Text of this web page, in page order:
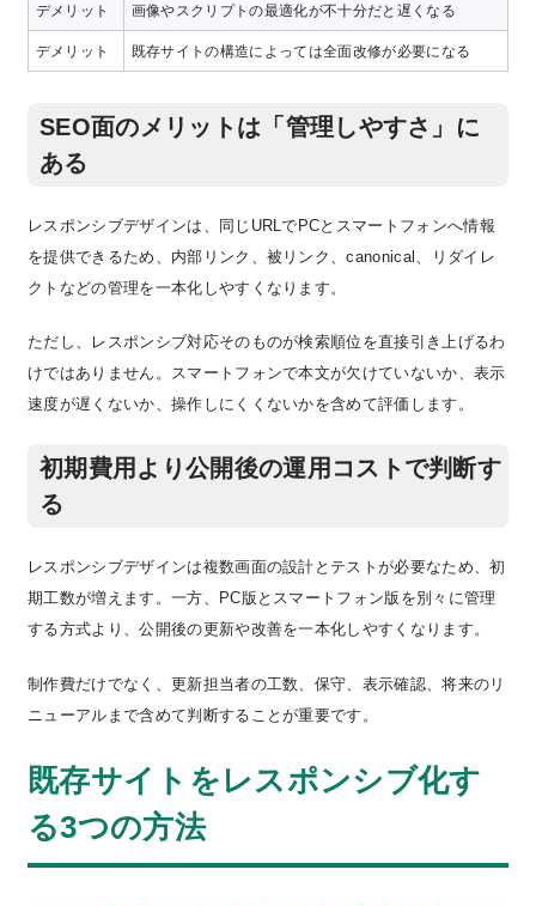
デメリット 画像やスクリプトの最適化が不十分だと遅くなる
デメリット 既存サイトの構造によっては全面改修が必要になる
SEO面のメリットは「管理しやすさ」に
ある
レスポンシブデザインは、同じURLでPCとスマートフォンへ情報
を提供できるため、内部リンク、被リンク、canonical、リダイレ
クトなどの管理を一本化しやすくなります。
ただし、レスポンシブ対応そのものが検索順位を直接引き上げるわ
けではありません。スマートフォンで本文が欠けていないか、表示
速度が遅くないか、操作しにくくないかを含めて評価します。
初期費用より公開後の運用コストで判断す
る
レスポンシブデザインは複数画面の設計とテストが必要なため、初
期工数が増えます。一方、PC版とスマートフォン版を別々に管理
する方式より、公開後の更新や改善を一本化しやすくなります。
制作費だけでなく、更新担当者の工数、保守、表示確認、将来のリ
ニューアルまで含めて判断することが重要です。
既存サイトをレスポンシブ化す
る3つの方法